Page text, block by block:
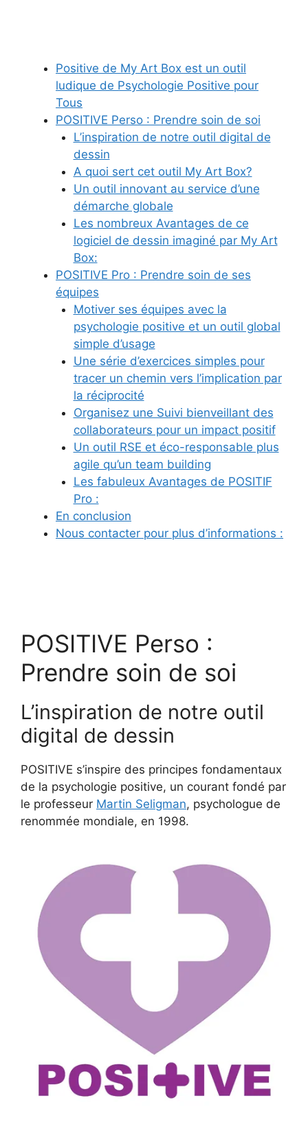
Positive de My Art Box est un outil
ludique de Psychologie Positive pour
Tous
POSITIVE Perso : Prendre soin de soi
L’inspiration de notre outil digital de
dessin
A quoi sert cet outil My Art Box?
Un outil innovant au service d’une
démarche globale
Les nombreux Avantages de ce
logiciel de dessin imaginé par My Art
Box:
POSITIVE Pro : Prendre soin de ses
équipes
Motiver ses équipes avec la
psychologie positive et un outil global
simple d’usage
Une série d’exercices simples pour
tracer un chemin vers l’implication par
la réciprocité
Organisez une Suivi bienveillant des
collaborateurs pour un impact positif
Un outil RSE et éco-responsable plus
agile qu’un team building
Les fabuleux Avantages de POSITIF
Pro :
En conclusion
Nous contacter pour plus d’informations :
POSITIVE Perso :
Prendre soin de soi
L’inspiration de notre outil
digital de dessin
POSITIVE s’inspire des principes fondamentaux
de la psychologie positive, un courant fondé par
le professeur Martin Seligman, psychologue de
renommée mondiale, en 1998.